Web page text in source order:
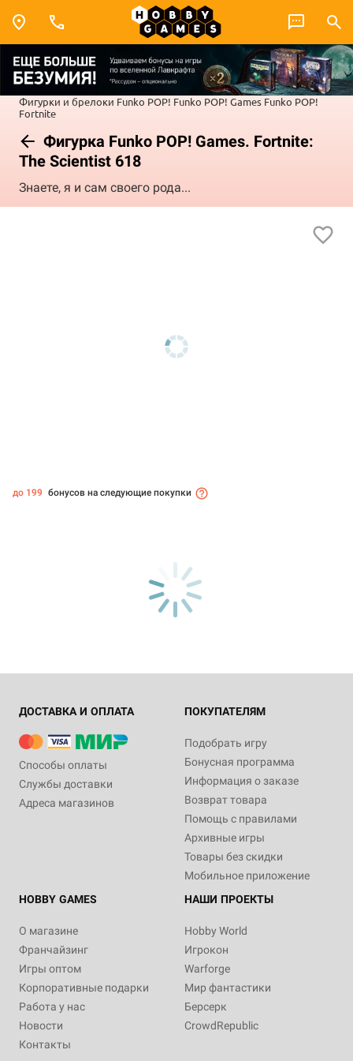
Фигурки и брелоки Funko POP! Funko POP! Games Funko POP!
Fortnite
Фигурка Funko POP! Games. Fortnite:
The Scientist 618
Знаете, я и сам своего рода...
до 199 бонусов на следующие покупки
ДОСТАВКА И ОПЛАТА
Способы оплаты
Службы доставки
Адреса магазинов
ПОКУПАТЕЛЯМ
Подобрать игру
Бонусная программа
Информация о заказе
Возврат товара
Помощь с правилами
Архивные игры
Товары без скидки
Мобильное приложение
HOBBY GAMES
О магазине
Франчайзинг
Игры оптом
Корпоративные подарки
Работа у нас
Новости
Контакты
НАШИ ПРОЕКТЫ
Hobby World
Игрокон
Warforge
Мир фантастики
Берсерк
CrowdRepublic